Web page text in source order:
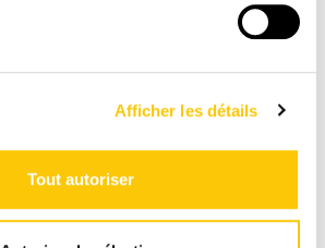
Afficher les détails
Tout autoriser